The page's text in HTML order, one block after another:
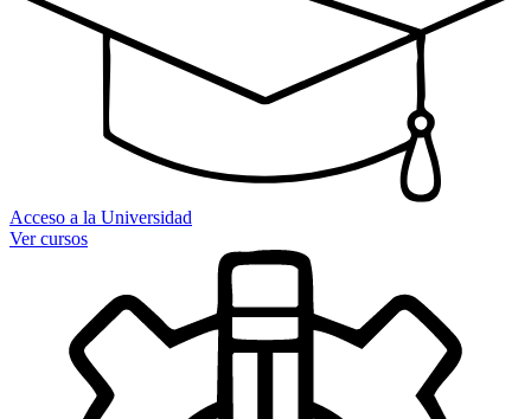
Acceso a la Universidad
Ver cursos